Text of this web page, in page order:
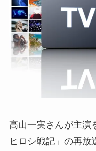
高山一実さんが主演
ヒロシ戦記」の再放